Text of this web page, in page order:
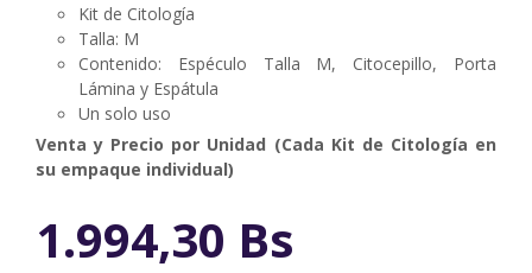
Kit de Citología
Talla: M
Contenido: Espéculo Talla M, Citocepillo, Porta
Lámina y Espátula
Un solo uso
Venta y Precio por Unidad (Cada Kit de Citología en
su empaque individual)
1.994,30 Bs